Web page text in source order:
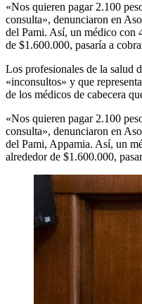
«Nos quieren pagar 2.100
consulta», denunciaron en
del Pami. Así, un médico con
de $1.600.000, pasaría a
Los profesionales de la salud
«inconsultos» y que
de los médicos de cabecera
«Nos quieren pagar 2.100
consulta», denunciaron en
del Pami, Appamia. Así, un
alrededor de $1.600.000,